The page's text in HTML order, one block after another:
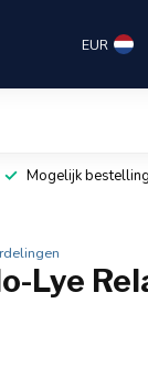
EUR
Mogelijk
Lye